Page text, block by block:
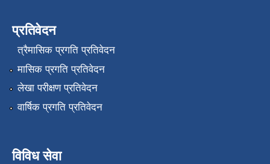
प्रतिवेदन
त्रैमासिक प्रगति प्रतिवेदन
मासिक प्रगति प्रतिवेदन
लेखा परीक्षण प्रतिवेदन
वार्षिक प्रगति प्रतिवेदन
विविध सेवा